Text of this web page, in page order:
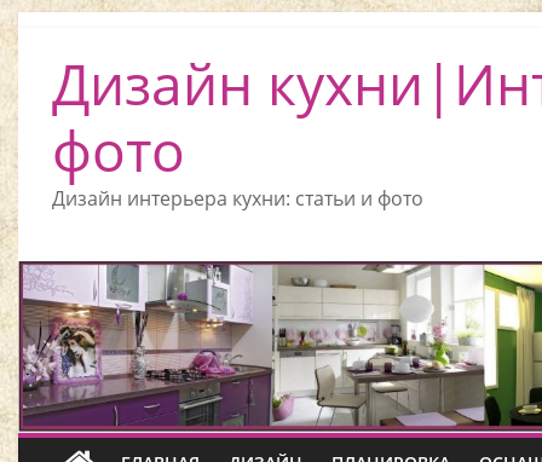
Дизайн
фото
Дизайн интерьера кухни: статьи и фото